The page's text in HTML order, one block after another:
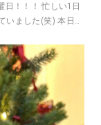
日！！！ 忙しい1日
いました(笑) 本日も